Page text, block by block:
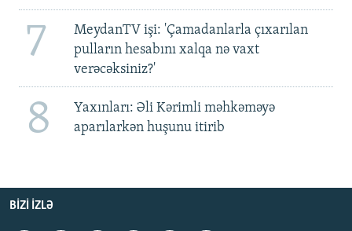
7
MeydanTV işi: 'Çamadanlarla çıxarılan
pulların hesabını xalqa nə vaxt
verəcəksiniz?'
8
Yaxınları: Əli Kərimli məhkəməyə
aparılarkən huşunu itirib
BIZI IZLƏ